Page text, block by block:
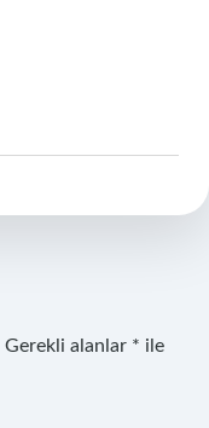
Gerekli alanlar * ile